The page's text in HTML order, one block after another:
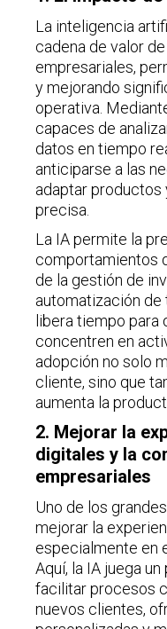
La inteligencia
cadena de valor
empresariales,
y mejorando
operativa.
capaces de
datos en tiempo
anticiparse a las
adaptar productos
precisa.
La IA permite la
comportamientos
de la gestión de
automatización de
libera tiempo para
concentren en
adopción no solo
cliente, sino que
aumenta la
2. Mejorar la
digitales y la
empresariales
Uno de los
mejorar la
especialmente en
Aquí, la IA juega
facilitar procesos
nuevos clientes,